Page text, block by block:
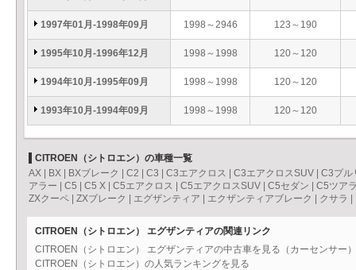
1997年01月-1998年09月 1998～2946 123～190
1995年10月-1996年12月 1998～1998 120～120
1994年10月-1995年09月 1998～1998 120～120
1993年10月-1994年09月 1998～1998 120～120
CITROEN（シトロエン）の車種一覧
AX
BX BXブレーク C2 C3 C3エアクロス C3エアクロスSUV
C3プル
アラー
C5 C5 X C5エアクロス C5エアクロスSUV C5セダン
C5ツア
ZXクーペ
ZXブレーク エグザンティア エクザンティアブレーク クサラ
CITROEN（シトロエン） エグザンティアの関連リンク
CITROEN（シトロエン） エグザンティアの中古車を見る（カーセンサー）
CITROEN（シトロエン）の人気ランキングを見る